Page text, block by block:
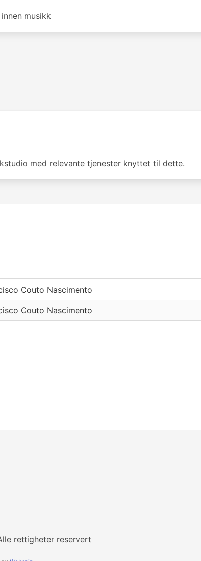
musikk
med relevante tjenester knyttet til dette.
Couto Nascimento
Couto Nascimento
rettigheter reservert